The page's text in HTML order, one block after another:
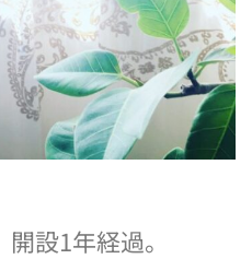
設1年経過。